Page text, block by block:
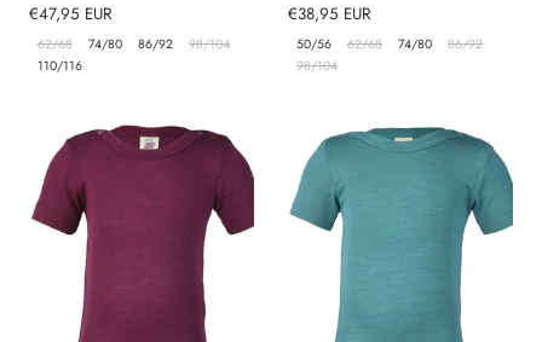
Normale
prijs
€47,95 EUR
62/68 74/80 86/92
98/104
110/116
Normale
prijs
€38,95 EUR
50/56 62/68 74/80
86/92
98/104